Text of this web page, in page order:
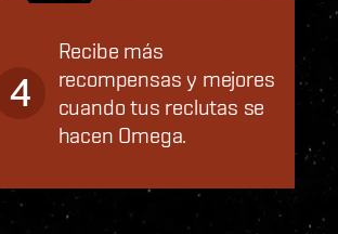
4
Recibe más
recompensas y mejores
cuando tus reclutas se
hacen Omega.